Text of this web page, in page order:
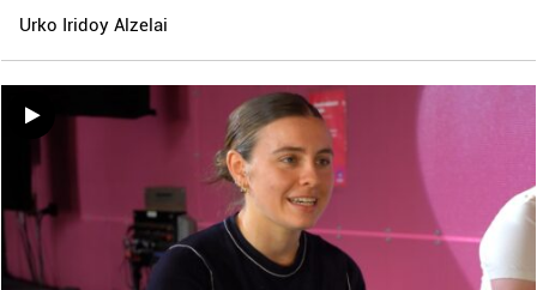
Urko Iridoy Alzelai